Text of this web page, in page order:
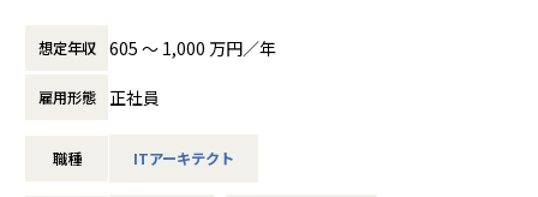
弊社ではサービスデザインから開発までをサービスとして提
供しており、0 → 1ベースでの開発や大手企業のシステム開
発のご支援、またPoCプロジェクトへの参画を行っておりま
す。
ご担当いただくお仕事は下記となっており、「事業アイデア
想定年収 605 〜 1,000 万円／年
雇用形態 正社員
職種 ITアーキテクト